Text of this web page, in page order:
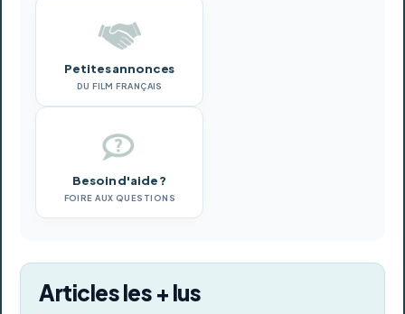
Petites annonces
DU FILM FRANÇAIS
Besoin d'aide ?
FOIRE AUX QUESTIONS
Articles les + lus